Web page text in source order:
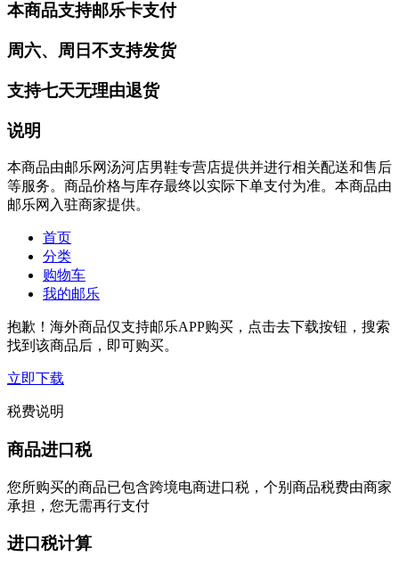
本商品支持邮乐卡支付
周六、周日不支持发货
支持七天无理由退货
说明
本商品由邮乐网汤河店男鞋专营店提供并进行相关配送和售后
等服务。商品价格与库存最终以实际下单支付为准。本商品由
邮乐网入驻商家提供。
首页
分类
购物车
我的邮乐
抱歉！海外商品仅支持邮乐APP购买，点击去下载按钮，搜索
找到该商品后，即可购买。
立即下载
税费说明
商品进口税
您所购买的商品已包含跨境电商进口税，个别商品税费由商家
承担，您无需再行支付
进口税计算